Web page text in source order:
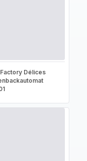
Délices